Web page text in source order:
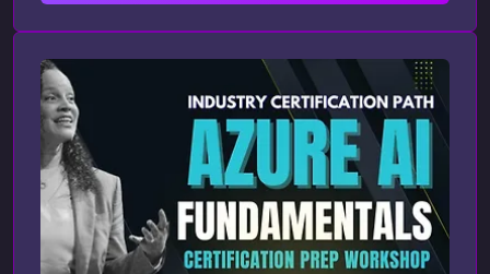
автоматизации процессов и построения
устойчивой системы роста. Курс подойдёт
предпринимателям, экспертам, консультантам
и специалистам, которые хотят превратить AI-
инструменты в понятный б